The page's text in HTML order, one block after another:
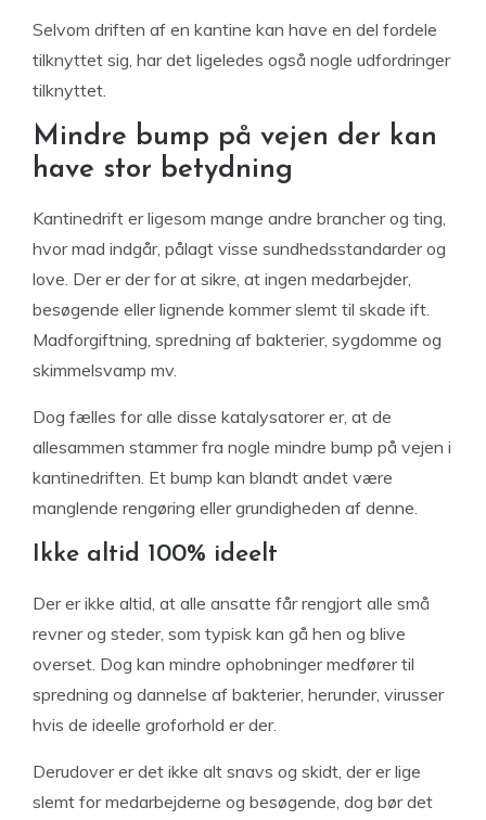
Selvom driften af en kantine kan have en del fordele
tilknyttet sig, har det ligeledes også nogle udfordringer
tilknyttet.
Mindre bump på vejen der kan
have stor betydning
Kantinedrift er ligesom mange andre brancher og ting,
hvor mad indgår, pålagt visse sundhedsstandarder og
love. Der er der for at sikre, at ingen medarbejder,
besøgende eller lignende kommer slemt til skade ift.
Madforgiftning, spredning af bakterier, sygdomme og
skimmelsvamp mv.
Dog fælles for alle disse katalysatorer er, at de
allesammen stammer fra nogle mindre bump på vejen i
kantinedriften. Et bump kan blandt andet være
manglende rengøring eller grundigheden af denne.
Ikke altid 100% ideelt
Der er ikke altid, at alle ansatte får rengjort alle små
revner og steder, som typisk kan gå hen og blive
overset. Dog kan mindre ophobninger medfører til
spredning og dannelse af bakterier, herunder, virusser
hvis de ideelle groforhold er der.
Derudover er det ikke alt snavs og skidt, der er lige
slemt for medarbejderne og besøgende, dog bør det